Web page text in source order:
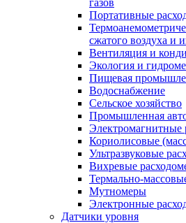
газов
Портативные
сжатого воздуха и
Вентиляция и
Экология и
Пищевая
Водоснабжение
Сельское хозяйство
Промышленная
Электромагнитные
Кориолисовые
Ультразвуковые
Вихревые
Термально-
Мутномеры
Электронные
Датчики уровня